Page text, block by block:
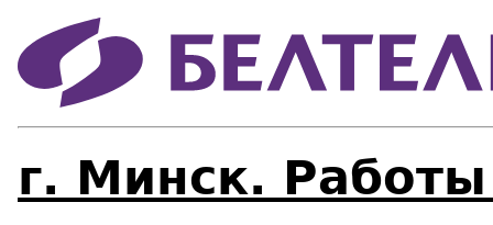
г. Минск.